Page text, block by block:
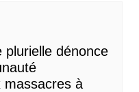
plurielle dénonce
massacres à